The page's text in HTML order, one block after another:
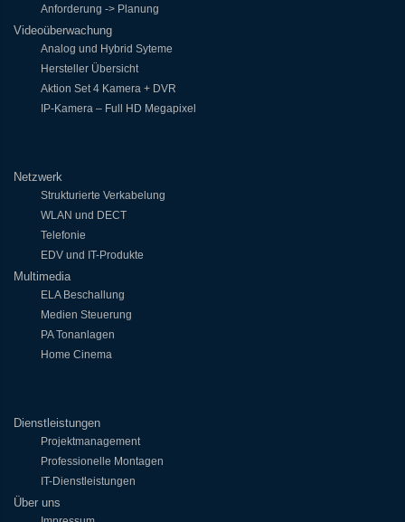
Anforderung -> Planung
Videoüberwachung
Analog und Hybrid Syteme
Hersteller Übersicht
Aktion Set 4 Kamera + DVR
IP-Kamera – Full HD Megapixel
Netzwerk
Strukturierte Verkabelung
WLAN und DECT
Telefonie
EDV und IT-Produkte
Multimedia
ELA Beschallung
Medien Steuerung
PA Tonanlagen
Home Cinema
Dienstleistungen
Projektmanagement
Professionelle Montagen
IT-Dienstleistungen
Über uns